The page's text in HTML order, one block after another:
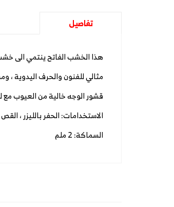
تفاصيل
هذا الخشب الفاتح ينتمي الى خشب
مثالي للفنون والحرف اليدوية ،
قشور الوجه خالية من العيوب مع
الاستخدامات: الحفر بالليزر ،
السماكة: 2 ملم